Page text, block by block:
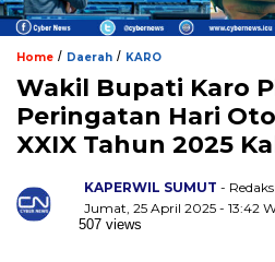
Home / Daerah / KARO
Wakil Bupati Karo
Peringatan Hari
XXIX Tahun 2025
KAPERWIL SUMUT - Redaksi
Jumat, 25 April 2025 - 13:42
507 views